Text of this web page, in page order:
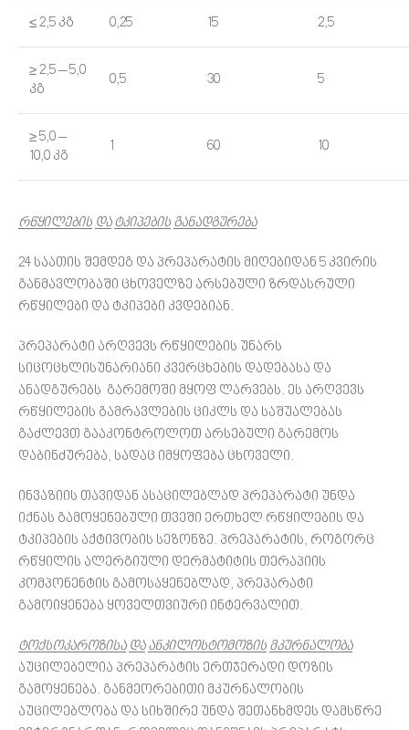
≤ 2,5 კგ 0,25 15 2,5
≥ 2,5 – 5,0
კგ
0,5 30 5
≥ 5,0 –
10,0 კგ
1 60 10
რწყილების და ტკიპების განადგურება
24 საათის შემდეგ და პრეპარატის მიღებიდან 5 კვირის
განმავლობაში ცხოველზე არსებული ზრდასრული
რწყილები და ტკიპები კვდებიან.
პრეპარატი არღვევს რწყილების უნარს
სიცოცხლისუნარიანი კვერცხების დადებასა და
ანადგურებს გარემოში მყოფ ლარვებს. ეს არღვევს
რწყილების გამრავლების ციკლს და საშუალებას
გაძლევთ გააკონტროლოთ არსებული გარემოს
დაბინძურება, სადაც იმყოფება ცხოველი.
ინვაზიის თავიდან ასაცილებლად პრეპარატი უნდა
იქნას გამოყენებული თვეში ერთხელ რწყილების და
ტკიპების აქტივობის სეზონზე. პრეპარატის, როგორც
რწყილის ალერგიული დერმატიტის თერაპიის
კომპონენტის გამოსაყენებლად, პრეპარატი
გამოიყენება ყოველთვიური ინტერვალით.
ტოქსოკაროზისა და ანკილოსტომოზის მკურნალობა
აუცილებელია პრეპარატის ერთჯერადი დოზის
გამოყენება. განმეორებითი მკურნალობის
აუცილებლობა და სიხშირე უნდა შეთანხმდეს დამსწრე